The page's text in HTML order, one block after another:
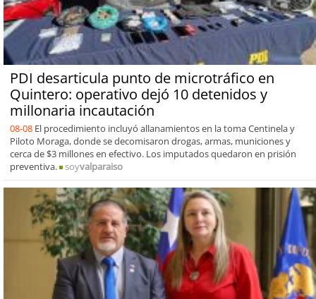
PDI desarticula punto de microtráfico en
Quintero: operativo dejó 10 detenidos y
millonaria incautación
08-08 El procedimiento incluyó allanamientos en la toma Centinela y
Piloto Moraga, donde se decomisaron drogas, armas, municiones y
cerca de $3 millones en efectivo. Los imputados quedaron en prisión
preventiva.
soyvalparaiso